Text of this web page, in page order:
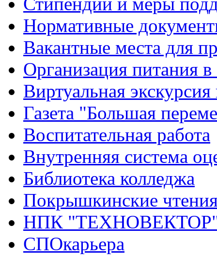
Нормативные
Вакантные места для
Организация питания в
Виртуальная
Газета "Большая
Воспитательная работа
Внутренняя система
Библиотека колледжа
Покрышкинские
НПК
СПОкарьера